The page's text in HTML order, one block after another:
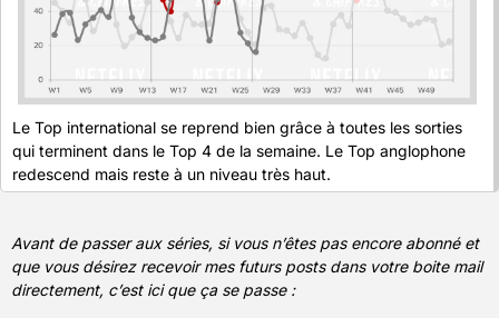
Le Top international se reprend bien grâce à toutes les sorties
qui terminent dans le Top 4 de la semaine. Le Top anglophone
redescend mais reste à un niveau très haut.
Avant de passer aux séries, si vous n’êtes pas encore abonné et
que vous désirez recevoir mes futurs posts dans votre boite mail
directement, c’est ici que ça se passe :